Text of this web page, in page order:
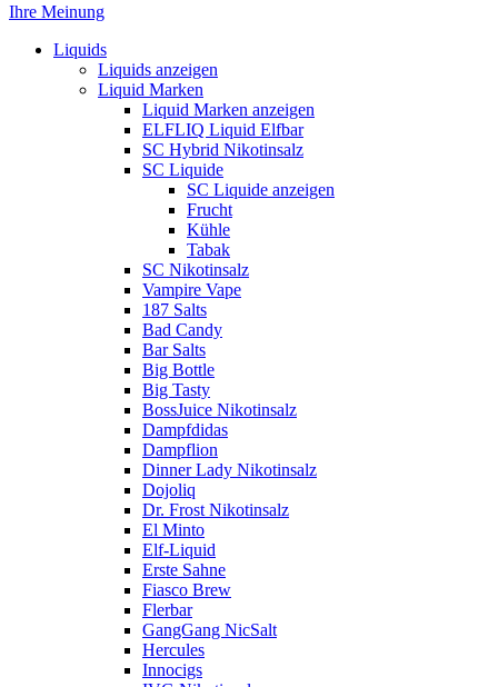
Ihre Meinung
Liquids
Liquids anzeigen
Liquid Marken
Liquid Marken anzeigen
ELFLIQ Liquid Elfbar
SC Hybrid Nikotinsalz
SC Liquide
SC Liquide anzeigen
Frucht
Kühle
Tabak
SC Nikotinsalz
Vampire Vape
187 Salts
Bad Candy
Bar Salts
Big Bottle
Big Tasty
BossJuice Nikotinsalz
Dampfdidas
Dampflion
Dinner Lady Nikotinsalz
Dojoliq
Dr. Frost Nikotinsalz
El Minto
Elf-Liquid
Erste Sahne
Fiasco Brew
Flerbar
GangGang NicSalt
Hercules
Innocigs